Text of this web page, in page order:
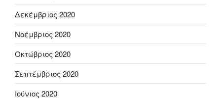
Δεκέμβριος 2020
Νοέμβριος 2020
Οκτώβριος 2020
Σεπτέμβριος 2020
Ιούνιος 2020